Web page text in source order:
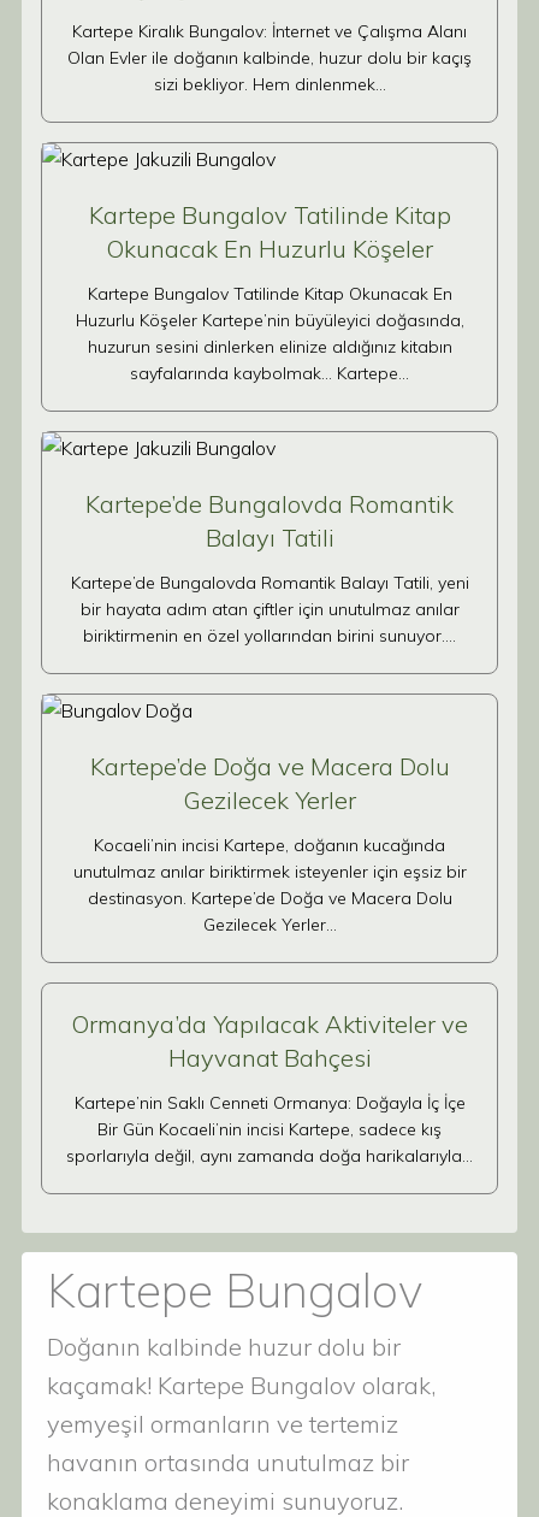
Kartepe Kiralık Bungalov: İnternet ve Çalışma Alanı
Olan Evler ile doğanın kalbinde, huzur dolu bir kaçış
sizi bekliyor. Hem dinlenmek…
Kartepe Bungalov Tatilinde Kitap
Okunacak En Huzurlu Köşeler
Kartepe Bungalov Tatilinde Kitap Okunacak En
Huzurlu Köşeler Kartepe’nin büyüleyici doğasında,
huzurun sesini dinlerken elinize aldığınız kitabın
sayfalarında kaybolmak… Kartepe…
Kartepe’de Bungalovda Romantik
Balayı Tatili
Kartepe’de Bungalovda Romantik Balayı Tatili, yeni
bir hayata adım atan çiftler için unutulmaz anılar
biriktirmenin en özel yollarından birini sunuyor.…
Kartepe’de Doğa ve Macera Dolu
Gezilecek Yerler
Kocaeli’nin incisi Kartepe, doğanın kucağında
unutulmaz anılar biriktirmek isteyenler için eşsiz bir
destinasyon. Kartepe’de Doğa ve Macera Dolu
Gezilecek Yerler…
Ormanya’da Yapılacak Aktiviteler ve
Hayvanat Bahçesi
Kartepe’nin Saklı Cenneti Ormanya: Doğayla İç İçe
Bir Gün Kocaeli’nin incisi Kartepe, sadece kış
sporlarıyla değil, aynı zamanda doğa harikalarıyla…
Kartepe Bungalov
Doğanın kalbinde huzur dolu bir
kaçamak! Kartepe Bungalov olarak,
yemyeşil ormanların ve tertemiz
havanın ortasında unutulmaz bir
konaklama deneyimi sunuyoruz.